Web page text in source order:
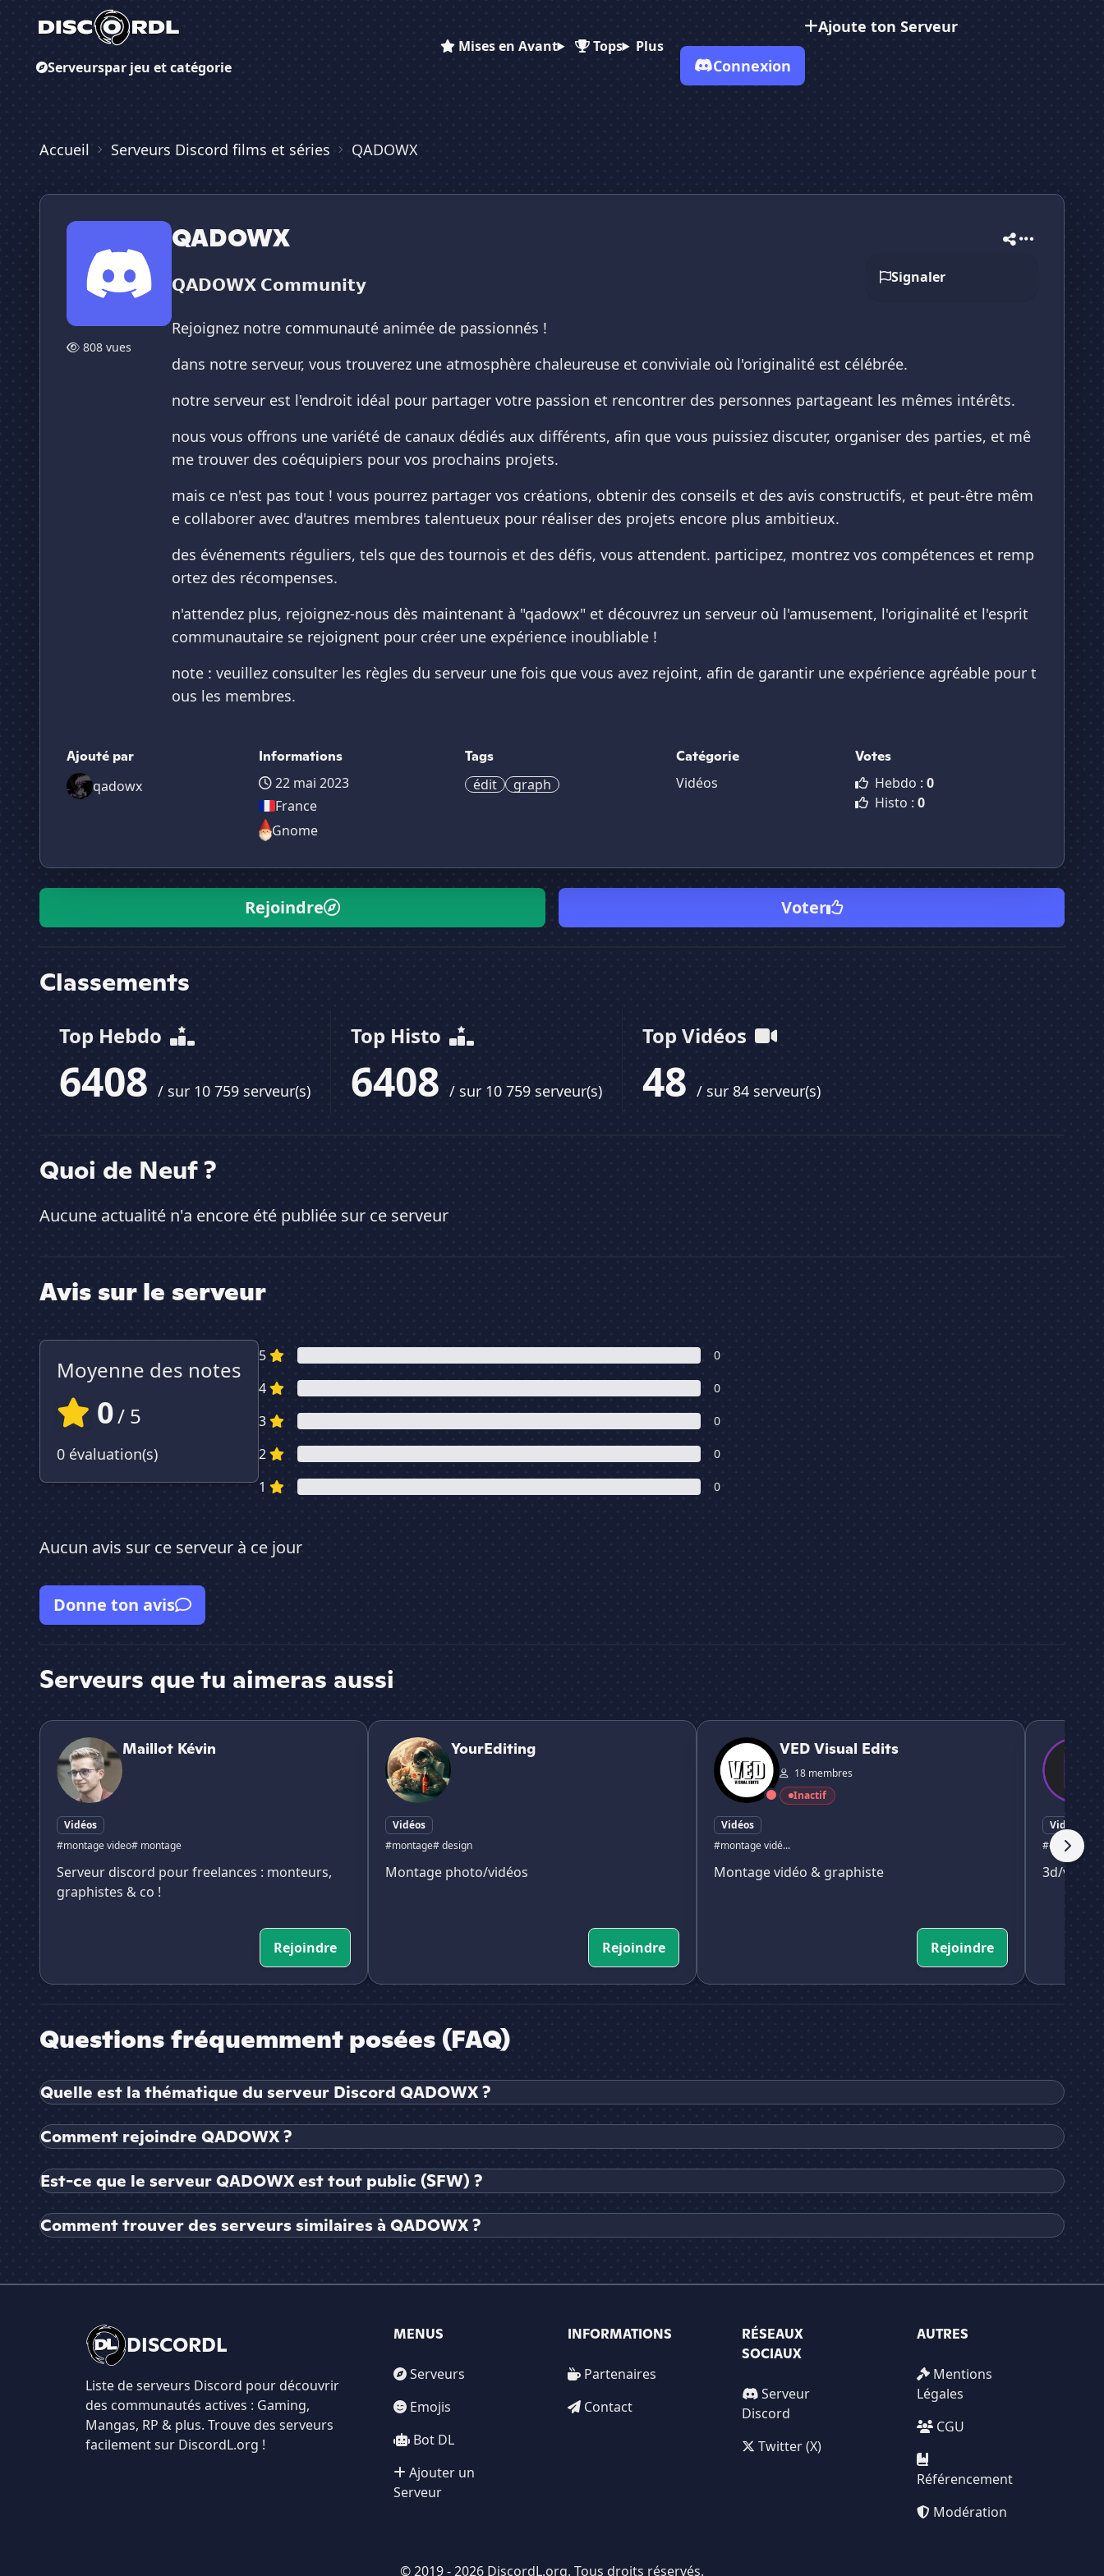
Serveurspar jeu et catégorie
Mises en Avant Tops Plus
Ajoute ton Serveur
Connexion
Accueil Serveurs Discord films et séries QADOWX
808 vues
QADOWX
Signaler
𝗤𝗔𝗗𝗢𝗪𝗫 𝗖𝗼𝗺𝗺𝘂𝗻𝗶𝘁𝘆
Rejoignez notre communauté animée de passionnés !
dans notre serveur, vous trouverez une atmosphère chaleureuse et conviviale où l'originalité est célébrée.
notre serveur est l'endroit idéal pour partager votre passion et rencontrer des personnes partageant les mêmes intérêts.
nous vous offrons une variété de canaux dédiés aux différents, afin que vous puissiez discuter, organiser des parties, et mê
me trouver des coéquipiers pour vos prochains projets.
mais ce n'est pas tout ! vous pourrez partager vos créations, obtenir des conseils et des avis constructifs, et peut-être mêm
e collaborer avec d'autres membres talentueux pour réaliser des projets encore plus ambitieux.
des événements réguliers, tels que des tournois et des défis, vous attendent. participez, montrez vos compétences et remp
ortez des récompenses.
n'attendez plus, rejoignez-nous dès maintenant à "qadowx" et découvrez un serveur où l'amusement, l'originalité et l'esprit
communautaire se rejoignent pour créer une expérience inoubliable !
note : veuillez consulter les règles du serveur une fois que vous avez rejoint, afin de garantir une expérience agréable pour t
ous les membres.
Ajouté par
qadowx
Informations
22 mai 2023
France
Gnome
Tags
édit graph
Catégorie
Vidéos
Votes
Hebdo :0
Histo :0
Rejoindre Voter
Classements
Top Hebdo
6408 / sur 10 759 serveur(s)
Top Histo
6408 / sur 10 759 serveur(s)
Top Vidéos
48 / sur 84 serveur(s)
Quoi de Neuf ?
Aucune actualité n'a encore été publiée sur ce serveur
Avis sur le serveur
Moyenne des notes
0/ 5
0 évaluation(s)
5 0
4 0
3 0
2 0
1 0
Aucun avis sur ce serveur à ce jour
Donne ton avis
Serveurs que tu aimeras aussi
Maillot Kévin
Maillot Kévin
Vidéos
#montage video# montage
Serveur discord pour freelances : monteurs,
graphistes & co !
Rejoindre
YourEditing
YourEditing
Vidéos
#montage# design
Montage photo/vidéos
Rejoindre
VED Visual Edits
VED Visual Edits
18 membres
Inactif
Vidéos
#montage vidé...
Montage vidéo & graphiste
Rejoindre
🎥 »
Vidéos
#editing
#
3d/vfx/
Questions fréquemment posées (FAQ)
Quelle est la thématique du serveur Discord QADOWX ?
Comment rejoindre QADOWX ?
Est-ce que le serveur QADOWX est tout public (SFW) ?
Comment trouver des serveurs similaires à QADOWX ?
DISCORDL
Liste de serveurs Discord pour découvrir
des communautés actives : Gaming,
Mangas, RP & plus. Trouve des serveurs
facilement sur DiscordL.org !
MENUS
Serveurs
Emojis
Bot DL
Ajouter un
Serveur
INFORMATIONS
Partenaires
Contact
RÉSEAUX
SOCIAUX
Serveur
Discord
Twitter (X)
AUTRES
Mentions
Légales
CGU
Référencement
Modération
© 2019 - 2026 DiscordL.org. Tous droits réservés.